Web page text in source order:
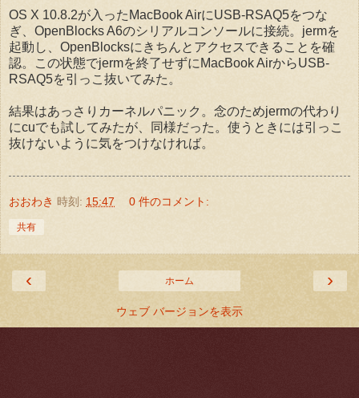
OS X 10.8.2が入ったMacBook AirにUSB-RSAQ5をつな
ぎ、OpenBlocks A6のシリアルコンソールに接続。jermを
起動し、OpenBlocksにきちんとアクセスできることを確
認。この状態でjermを終了せずにMacBook AirからUSB-
RSAQ5を引っこ抜いてみた。
結果はあっさりカーネルパニック。念のためjermの代わり
にcuでも試してみたが、同様だった。使うときには引っこ
抜けないように気をつけなければ。
おおわき 時刻: 15:47 0 件のコメント:
共有
‹ ›
ホーム
ウェブ バージョンを表示